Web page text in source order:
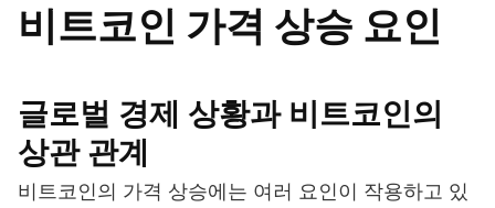
비트코인 가격 상승 요인
글로벌 경제 상황과 비트코인의
상관 관계
비트코인의 가격 상승에는 여러 요인이 작용하고 있